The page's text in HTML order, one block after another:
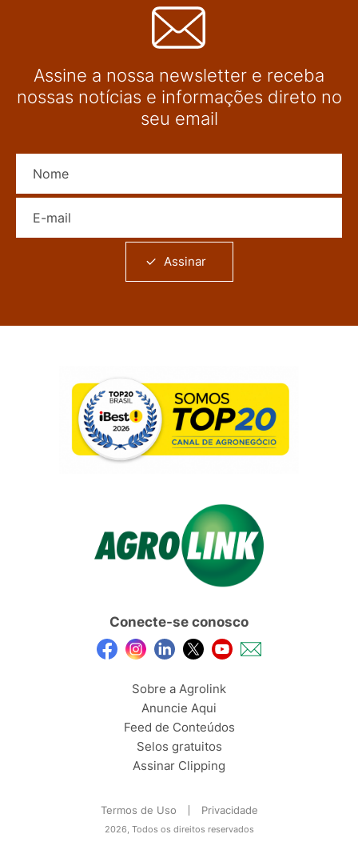
Assine a nossa newsletter e receba
nossas notícias e informações direto no
seu email
Assinar
Conecte-se conosco
Sobre a Agrolink
Anuncie Aqui
Feed de Conteúdos
Selos gratuitos
Assinar Clipping
Termos de Uso Privacidade
2026, Todos os direitos reservados